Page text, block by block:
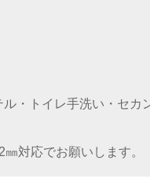
・トイレ手洗い・セカ
対応でお願いします。